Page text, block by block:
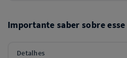
Importante saber sobre
Detalhes